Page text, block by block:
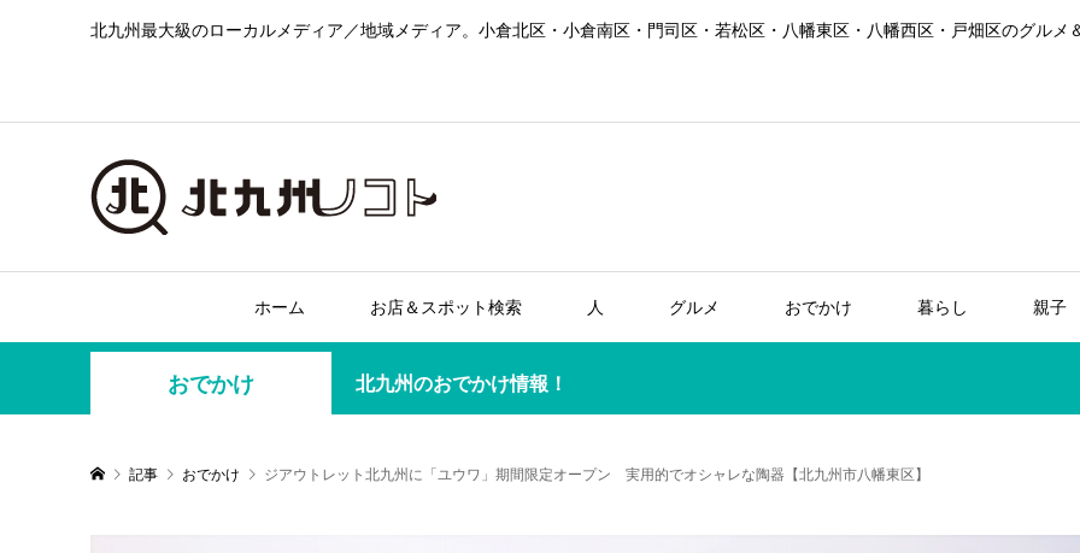
北九州最大級のローカルメディア／地域メディア。小倉北区・小倉南区・門司区・若松区・八幡東区・八幡西区・戸畑区のグル
ホーム お店＆スポット検索 人 グルメ おでかけ 暮らし 親子
おでかけ 北九州のおでかけ情報！
記事 おでかけ ジアウトレット北九州に「ユウワ」期間限定オープン 実用的でオシャレな陶器【北九州市八幡東区】